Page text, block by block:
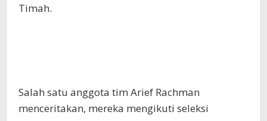
Timah.
Salah satu anggota tim Arief Rachman
menceritakan, mereka mengikuti seleksi